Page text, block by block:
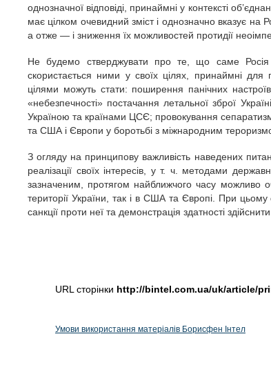
однозначної відповіді, принаймні у контексті
має цілком очевидний зміст і однозначно вказує на
а отже — і зниження їх можливостей протидії
Не будемо стверджувати про те, що саме Росія
скористається ними у своїх цілях, принаймні
цілями можуть стати: поширення панічних
«небезпечності» постачання летальної зброї
Україною та країнами ЦСЄ; провокування
та США і Європи у боротьбі з міжнародним
З огляду на принципову важливість наведених
реалізації своїх інтересів, у т. ч. методами
зазначеним, протягом найближчого часу можливо
території України, так і в США та Європі. При
санкції проти неї та демонстрація здатності
URL сторінки http://bintel.com.ua/uk/article/
Умови використання матеріалів Борисфен Інтел